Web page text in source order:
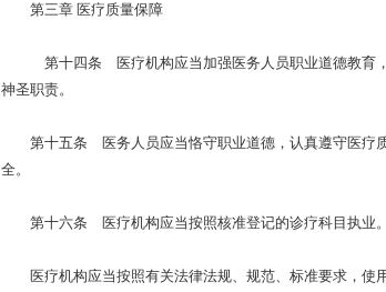
第三章 医疗质量保障
第十四条 医疗机构应当加强医务人员职业道德教育，发
神圣职责。
第十五条 医务人员应当恪守职业道德，认真遵守医疗质
全。
第十六条 医疗机构应当按照核准登记的诊疗科目执业。
医疗机构应当按照有关法律法规、规范、标准要求，使